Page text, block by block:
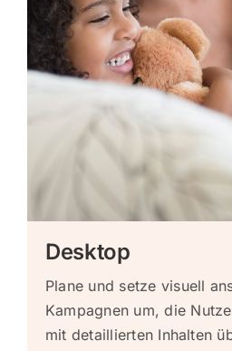
Desktop
Plane und setze visuell
Kampagnen um, die
mit detaillierten Inhalten